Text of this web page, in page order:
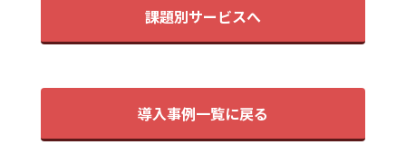
課題別サービスへ
導入事例一覧に戻る